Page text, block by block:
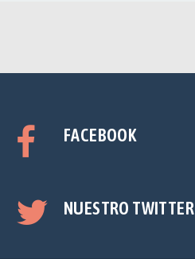
FACEBOOK
NUESTRO TWITTER